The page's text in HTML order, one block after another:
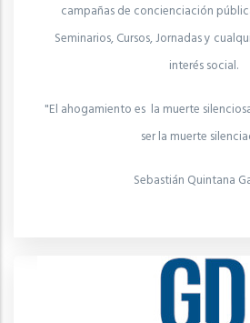
campañas de concienciación
Seminarios, Cursos, Jornadas y
interés social.
"El ahogamiento es la muerte
ser la muerte
Sebastián Quintana